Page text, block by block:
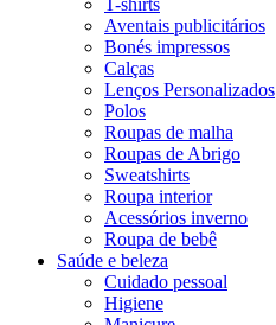
Aventais publicitários
Bonés impressos
Calças
Lenços Personalizados
Polos
Roupas de malha
Roupas de Abrigo
Sweatshirts
Roupa interior
Acessórios inverno
Roupa de bebê
Saúde e beleza
Cuidado pessoal
Higiene